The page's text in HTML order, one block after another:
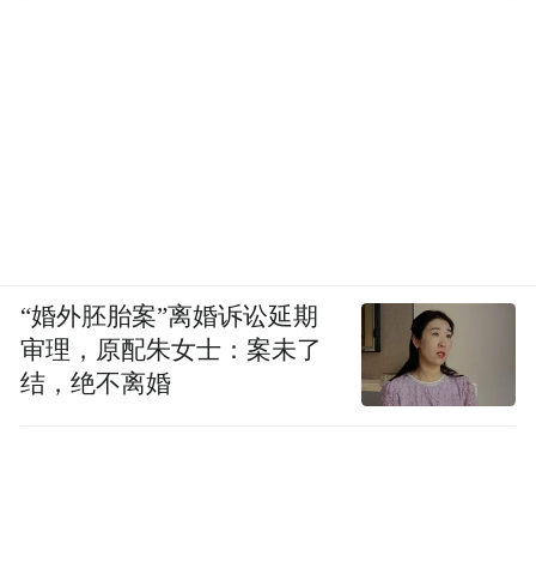
“婚外胚胎案”离婚诉讼延期
审理，原配朱女士：案未了
结，绝不离婚